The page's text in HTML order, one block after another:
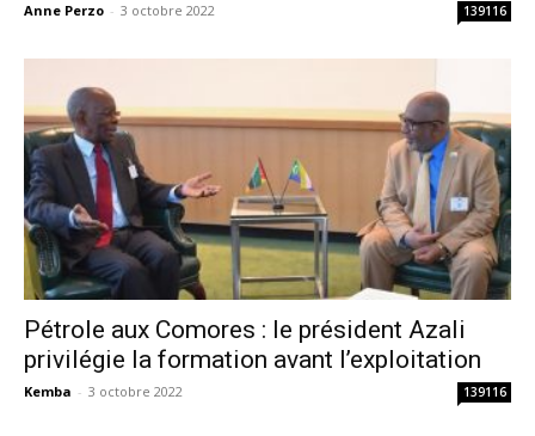
Anne Perzo - 3 octobre 2022 139116
Pétrole aux Comores : le président Azali
privilégie la formation avant l’exploitation
Kemba - 3 octobre 2022 139116